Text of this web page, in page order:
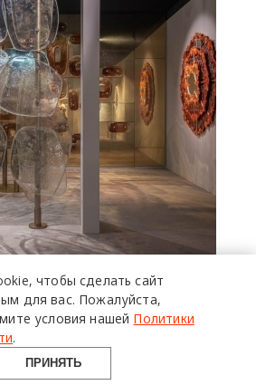
чтобы сделать сайт
для вас. Пожалуйста,
условия нашей Политики
.
ПРИНЯТЬ